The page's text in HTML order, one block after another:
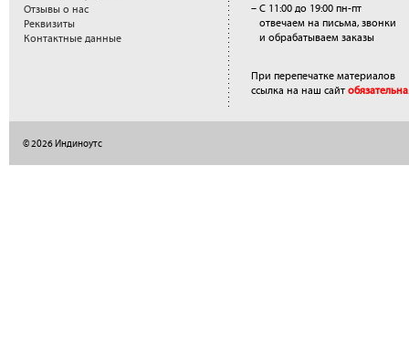
Отзывы о нас
Реквизиты
Контактные данные
– С 11:00 до 19:00 пн-пт
отвечаем на письма, звонки
и обрабатываем заказы
При перепечатке материалов
ссылка на наш сайт обязательна.
© 2026 Индиноутс